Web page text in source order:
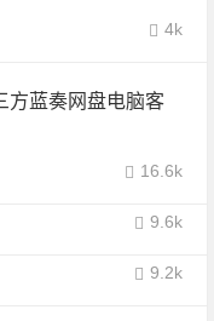
4k
方蓝奏网盘电脑客
16.6k
9.6k
9.2k